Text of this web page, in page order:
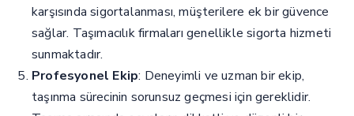
karşısında sigortalanması, müşterilere ek bir güvence
sağlar. Taşımacılık firmaları genellikle sigorta hizmeti
sunmaktadır.
Profesyonel Ekip: Deneyimli ve uzman bir ekip,
taşınma sürecinin sorunsuz geçmesi için gereklidir.